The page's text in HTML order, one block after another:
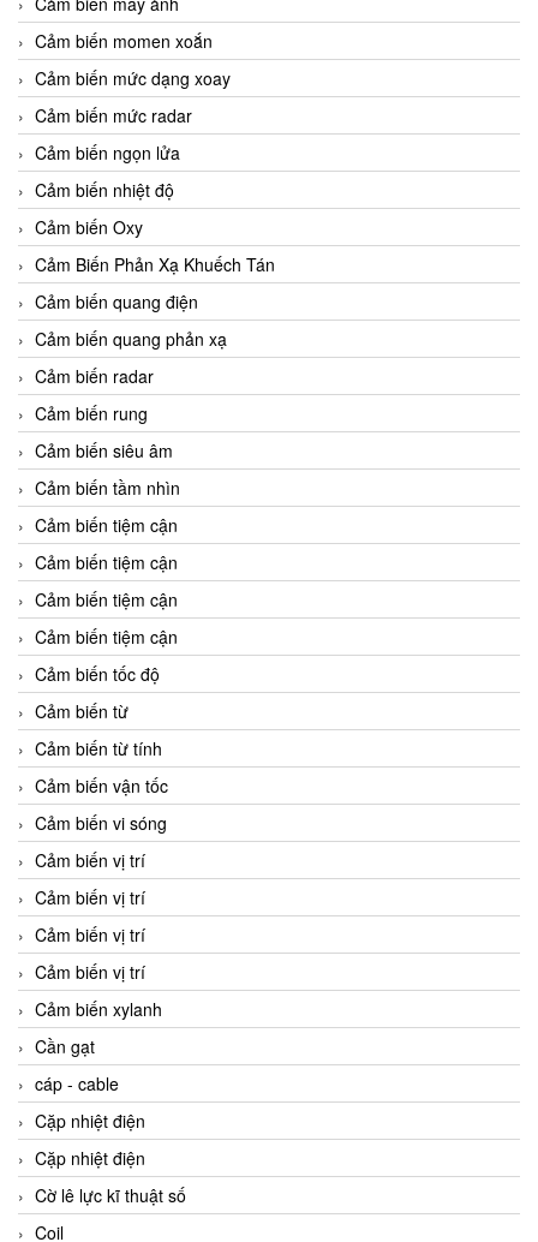
Cảm biến momen xoắn
Cảm biến mức dạng xoay
Cảm biến mức radar
Cảm biến ngọn lửa
Cảm biến nhiệt độ
Cảm biến Oxy
Cảm Biến Phản Xạ Khuếch Tán
Cảm biến quang điện
Cảm biến quang phản xạ
Cảm biến radar
Cảm biến rung
Cảm biến siêu âm
Cảm biến tầm nhìn
Cảm biến tiệm cận
Cảm biến tiệm cận
Cảm biến tiệm cận
Cảm biến tiệm cận
Cảm biến tốc độ
Cảm biến từ
Cảm biến từ tính
Cảm biến vận tốc
Cảm biến vi sóng
Cảm biến vị trí
Cảm biến vị trí
Cảm biến vị trí
Cảm biến vị trí
Cảm biến xylanh
Cần gạt
cáp - cable
Cặp nhiệt điện
Cặp nhiệt điện
Cờ lê lực kĩ thuật số
Coil